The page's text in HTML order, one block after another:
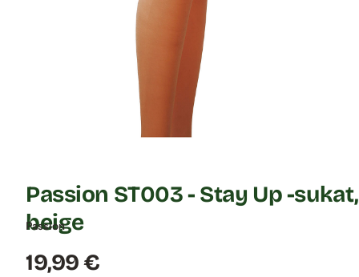
Passion
Passion ST003 - Stay Up -sukat,
beige
Hinta:
19,99 €